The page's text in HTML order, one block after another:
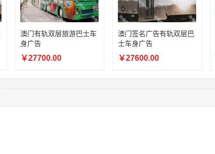
03:00:41 153****4020 联系了该媒体所在商家
05:19:34 150****6182 联系了该媒体所在商家
03:27:46 181****7631 联系了该媒体所在商家
03:18:49 173****0620
联系了该媒体所在商家
03:20:56 156****3374
联系了该媒体所在商家
01:59:39 189****2617 联系了该媒体所在商家
澳门有轨双层旅游巴士车
身广告
￥27700.00
澳门签名广告有轨双层巴
士车身广告
￥27600.00